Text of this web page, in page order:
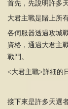
首先，先說明許多
大君主戰是賭上所
各伺服器透過攻城
資格，通過大君主
戰鬥。
<大君主戰>詳細的
接下來是許多天選